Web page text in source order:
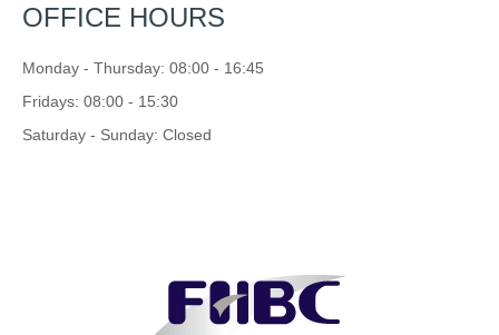
OFFICE HOURS
Monday - Thursday: 08:00 - 16:45
Fridays: 08:00 - 15:30
Saturday - Sunday: Closed